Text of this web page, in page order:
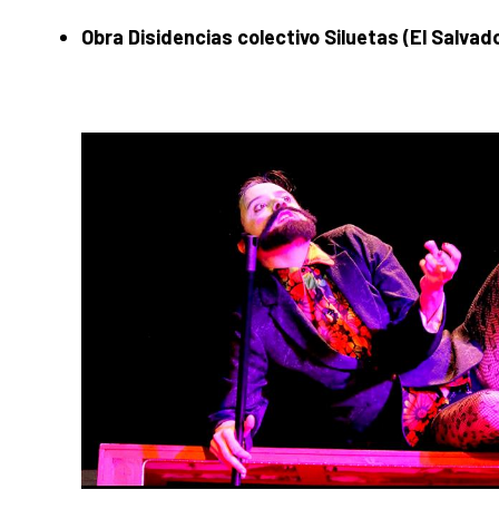
Obra Disidencias colectivo Siluetas (El